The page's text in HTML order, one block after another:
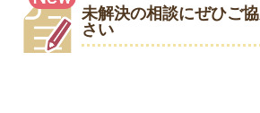
未解決の相談にぜひご
さい